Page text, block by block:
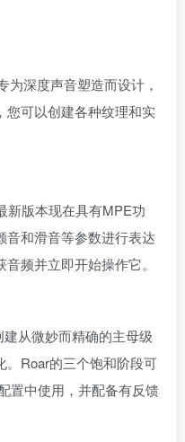
为深度声音塑造而设计，
您可以创建各种纹理和实
新版本现在具有MPE功
音和滑音等参数进行表达
频并立即开始操作它。
从微妙而精确的主母级
。Roar的三个饱和阶段可
置中使用，并配备有反馈